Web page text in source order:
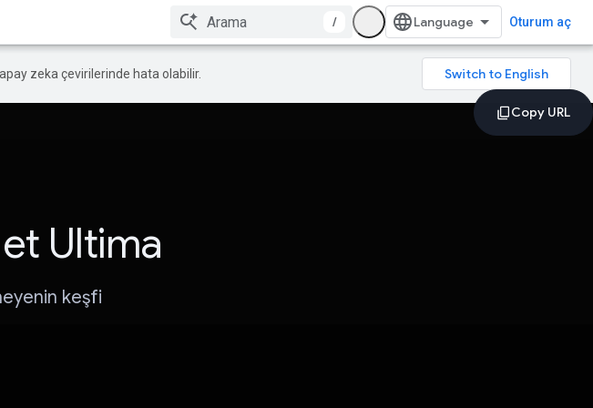
/ Oturum aç
zeka çevirilerinde hata olabilir.
Ultima
keşfi